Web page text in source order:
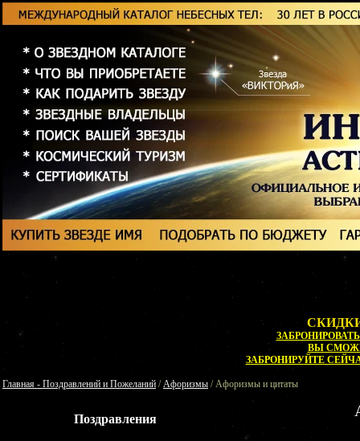
ВЫ
ЗАБРОНИРУЙТЕ
Главная - Поздравлений и Пожеланий /Афоризмы / Афоризмы и цитаты
Поздравления